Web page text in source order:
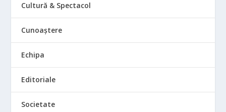
Cultură & Spectacol
Cunoaștere
Echipa
Editoriale
Societate